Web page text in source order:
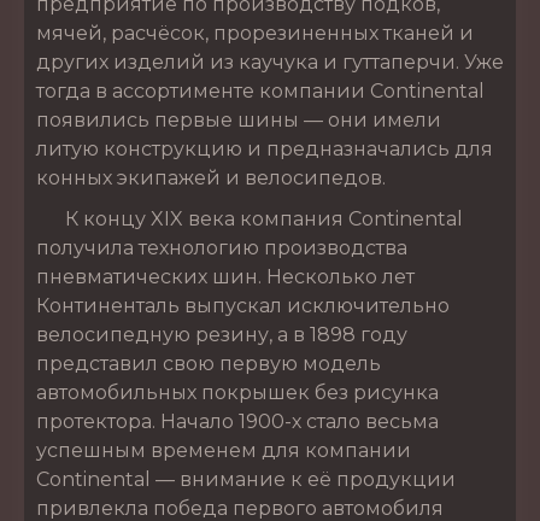
мячей, расчёсок, прорезиненных тканей и
других изделий из каучука и гуттаперчи. Уже
тогда в ассортименте компании Continental
появились первые шины — они имели
литую конструкцию и предназначались для
конных экипажей и велосипедов.
К концу XIX века компания Continental
получила технологию производства
пневматических шин. Несколько лет
Континенталь выпускал исключительно
велосипедную резину, а в 1898 году
представил свою первую модель
автомобильных покрышек без рисунка
протектора. Начало 1900-х стало весьма
успешным временем для компании
Continental — внимание к её продукции
привлекла победа первого автомобиля